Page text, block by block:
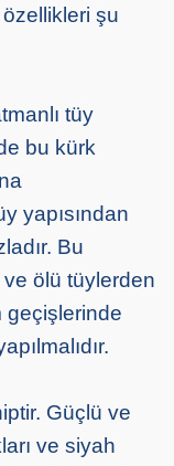
şu
tüy
bu kürk
yapısından
Bu
ve ölü tüylerden
geçişlerinde
Güçlü ve
ve siyah